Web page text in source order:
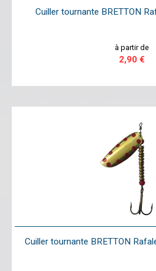
Cuiller tournante BRETTON
à partir de
2,90 €
Cuiller tournante BRETTON